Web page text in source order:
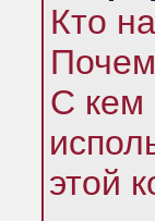
Кто
С кем
этой